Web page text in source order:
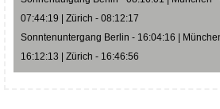
07:44:19 | Zürich - 08:12:17
Sonntenuntergang Berlin - 16:04:16 |
16:12:13 | Zürich - 16:46:56